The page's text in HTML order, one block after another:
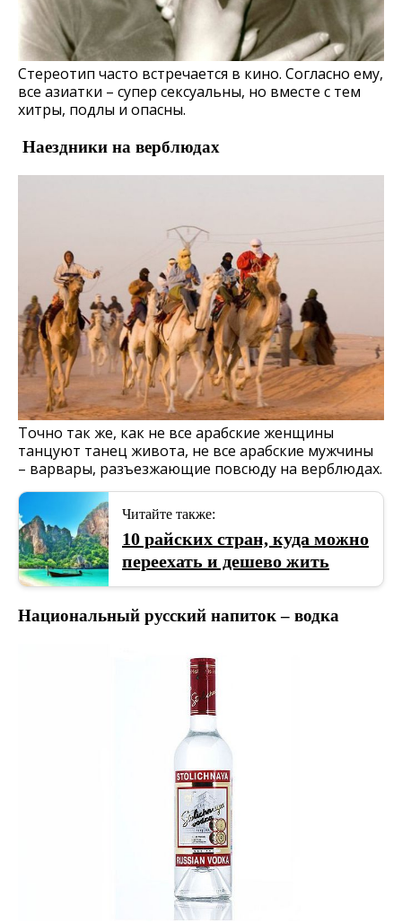
Стереотип часто встречается в кино. Согласно ему,
все азиатки – супер сексуальны, но вместе с тем
хитры, подлы и опасны.
Наездники на верблюдах
Точно так же, как не все арабские женщины
танцуют танец живота, не все арабские мужчины
– варвары, разъезжающие повсюду на верблюдах.
Читайте также:
10 райских стран, куда можно
переехать и дешево жить
Национальный русский напиток – водка